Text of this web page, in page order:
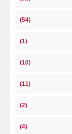
(54)
(1)
(10)
(11)
(2)
(4)